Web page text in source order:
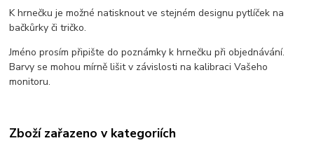
K hrnečku je možné natisknout ve stejném designu pytlíček na
bačkůrky či tričko.
Jméno prosím připište do poznámky k hrnečku při objednávání.
Barvy se mohou mírně lišit v závislosti na kalibraci Vašeho
monitoru.
Zboží zařazeno v kategoriích